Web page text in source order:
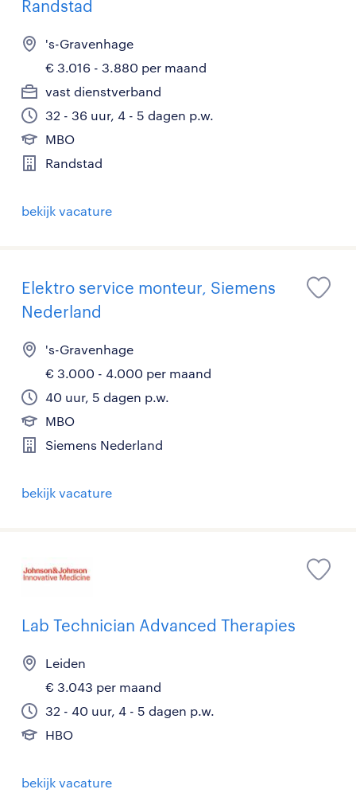
Randstad
's-Gravenhage
€ 3.016 - 3.880 per maand
vast dienstverband
32 - 36 uur, 4 - 5 dagen p.w.
MBO
Randstad
bekijk vacature
Elektro service monteur, Siemens
Nederland
's-Gravenhage
€ 3.000 - 4.000 per maand
40 uur, 5 dagen p.w.
MBO
Siemens Nederland
bekijk vacature
Lab Technician Advanced Therapies
Leiden
€ 3.043 per maand
32 - 40 uur, 4 - 5 dagen p.w.
HBO
bekijk vacature